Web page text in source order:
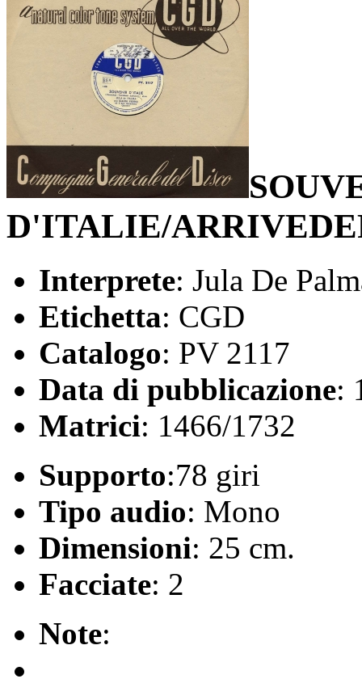
D'ITALIE/
Interprete: Jula De
Etichetta: CGD
Catalogo: PV 2117
Data di pubblicazione:
Matrici: 1466/1732
Supporto:78 giri
Tipo audio: Mono
Dimensioni: 25 cm.
Facciate: 2
Note: